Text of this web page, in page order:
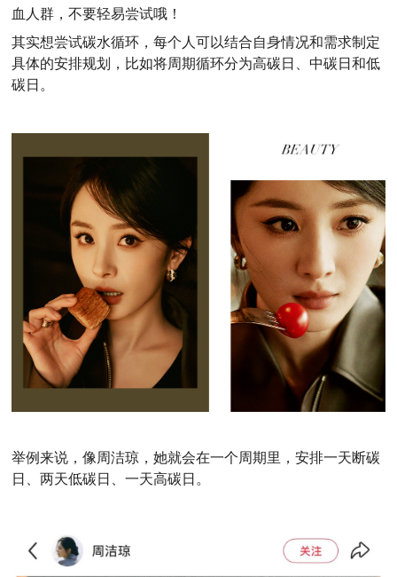
血人群，不要轻易尝试哦！
其实想尝试碳水循环，每个人可以结合自身情况和需求制定
具体的安排规划，比如将周期循环分为高碳日、中碳日和低
碳日。
举例来说，像周洁琼，她就会在一个周期里，安排一天断碳
日、两天低碳日、一天高碳日。